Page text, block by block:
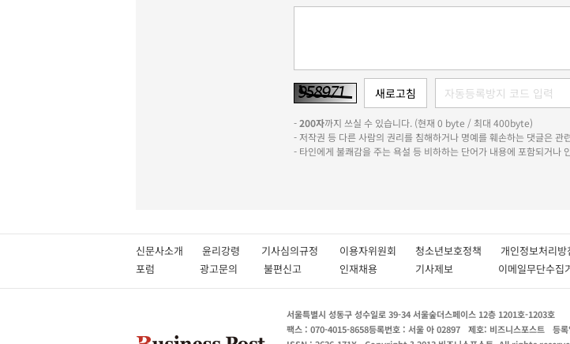
-200자까지 쓰실 수 있습니다. (현재 0 byte / 최대 400byte)
- 저작권 등 다른 사람의 권리를 침해하거나 명예를 훼손하는 댓글은 관
- 타인에게 불쾌감을 주는 욕설 등 비하하는 단어가 내용에 포함되거나
신문사소개 윤리강령 기사심의규정 이용자위원회 청소년보호정책 개인정보처
포럼
광고문의 불편신고 인재채용 기사제보 이메일무단수집
서울특별시 성동구 성수일로 39-34 서울숲더스페이스 12층 1201호-1203호
팩스 : 070-4015-8658등록번호 : 서울 아 02897 제호: 비즈니스포스트 등